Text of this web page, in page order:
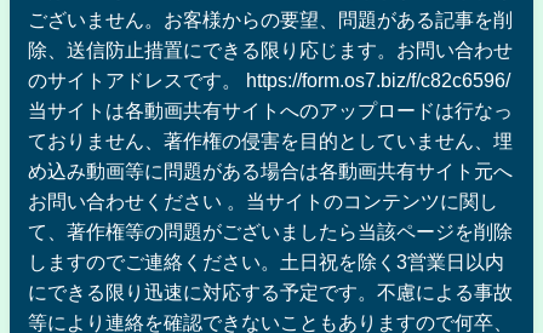
ございません。お客様からの要望、問題がある記事を削
除、送信防止措置にできる限り応じます。お問い合わせ
のサイトアドレスです。 https://form.os7.biz/f/c82c6596/
当サイトは各動画共有サイトへのアップロードは行なっ
ておりません、著作権の侵害を目的としていません、埋
め込み動画等に問題がある場合は各動画共有サイト元へ
お問い合わせください 。当サイトのコンテンツに関し
て、著作権等の問題がございましたら当該ページを削除
しますのでご連絡ください。土日祝を除く3営業日以内
にできる限り迅速に対応する予定です。不慮による事故
等により連絡を確認できないこともありますので何卒、